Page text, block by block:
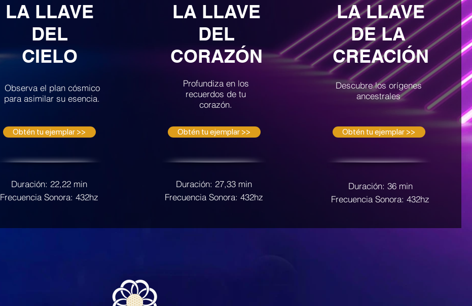
LA LLAVE
DEL
CIELO
Observa el plan cósmico
para asimilar su esencia.
Obtén tu ejemplar >>
Duración: 22,22 min
Frecuencia Sonora: 432hz
LA LLAVE
DEL
CORAZÓN
Profundiza en los
recuerdos de tu
corazón.
Obtén tu ejemplar >>
Duración: 27,33 min
Frecuencia Sonora: 432hz
LA LLAVE
DE LA
CREACIÓN
Descubre los orígenes
ancestrales
Obtén tu ejemplar >>
Duración: 36 min
Frecuencia Sonora: 432hz